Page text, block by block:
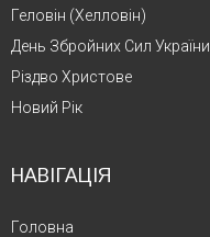
Геловін (Хелловін)
День Збройних Сил України
Різдво Христове
Новий Рік
НАВІГАЦІЯ
Головна